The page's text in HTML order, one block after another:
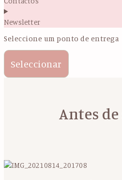
Newsletter
Seleccione um ponto de entrega
Seleccionar
Antes de